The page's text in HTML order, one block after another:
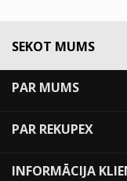
SEKOT MUMS
PAR MUMS
PAR REKUPEX
INFORMĀCIJA